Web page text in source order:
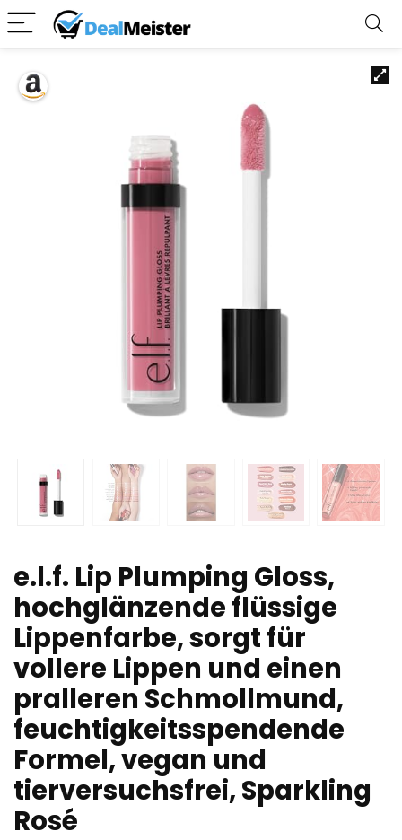
e.l.f. Lip Plumping Gloss,
hochglänzende flüssige
Lippenfarbe, sorgt für
vollere Lippen und einen
pralleren Schmollmund,
feuchtigkeitsspendende
Formel, vegan und
tierversuchsfrei, Sparkling
Rosé